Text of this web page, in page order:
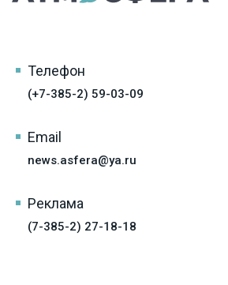
Телефон
(+7-385-2) 59-03-09
Email
news.asfera@ya.ru
Реклама
(7-385-2) 27-18-18